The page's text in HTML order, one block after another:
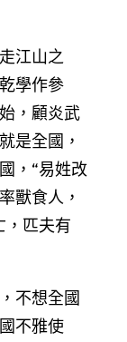
江山之
學作參
，顧炎武
是全國，
，“易姓改
獸食人，
，匹夫有
不想全國
不雅使